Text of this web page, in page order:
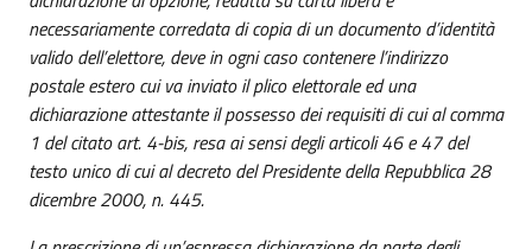
necessariamente corredata di copia di un documento d’identità
valido dell’elettore, deve in ogni caso contenere l’indirizzo
postale estero cui va inviato il plico elettorale ed una
dichiarazione attestante il possesso dei requisiti di cui al comma
1 del citato art. 4-bis, resa ai sensi degli articoli 46 e 47 del
testo unico di cui al decreto del Presidente della Repubblica 28
dicembre 2000, n. 445.